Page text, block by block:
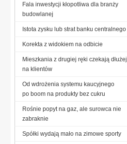
Fala inwestycji kłopotliwa dla branży
budowlanej
Istota zysku lub strat banku centralnego
Korekta z widokiem na odbicie
Mieszkania z drugiej ręki czekają dłużej
na klientów
Od wdrożenia systemu kaucyjnego
po boom na produkty bez cukru
Rośnie popyt na gaz, ale surowca nie
zabraknie
Spółki wydają mało na zimowe sporty